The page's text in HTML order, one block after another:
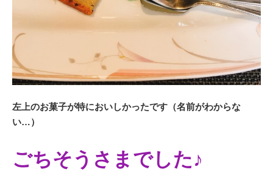
左上のお菓子が特においしかったです（名前がわからな
い…）
ごちそうさまでした♪